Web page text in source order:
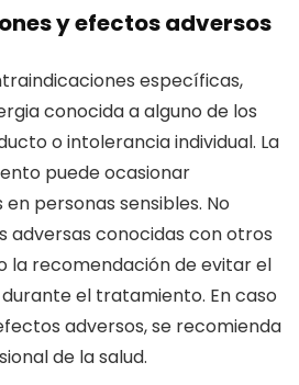
y efectos adversos
específicas,
conocida a alguno de los
o intolerancia individual. La
puede ocasionar
personas sensibles. No
adversas conocidas con otros
la recomendación de evitar el
el tratamiento. En caso
adversos, se recomienda
de la salud.